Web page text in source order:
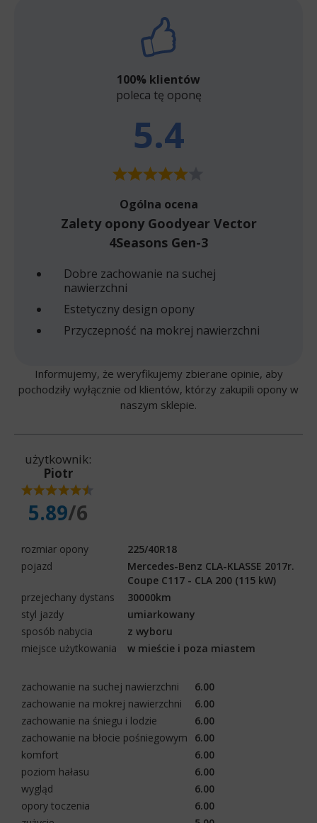
100% klientów
poleca tę oponę
5.4
Ogólna ocena
Zalety opony Goodyear Vector
4Seasons Gen-3
Dobre zachowanie na suchej
nawierzchni
Estetyczny design opony
Przyczepność na mokrej nawierzchni
Informujemy, że weryfikujemy zbierane opinie, aby
pochodziły wyłącznie od klientów, którzy zakupili opony w
naszym sklepie.
użytkownik:
Piotr
5.89/6
rozmiar opony
225/40R18
pojazd
Mercedes-Benz CLA-KLASSE 2017r.
Coupe C117 - CLA 200 (115 kW)
przejechany dystans
30000km
styl jazdy
umiarkowany
sposób nabycia
z wyboru
miejsce użytkowania
w mieście i poza miastem
zachowanie na suchej nawierzchni
6.00
zachowanie na mokrej nawierzchni
6.00
zachowanie na śniegu i lodzie
6.00
zachowanie na błocie pośniegowym
6.00
komfort
6.00
poziom hałasu
6.00
wygląd
6.00
opory toczenia
6.00